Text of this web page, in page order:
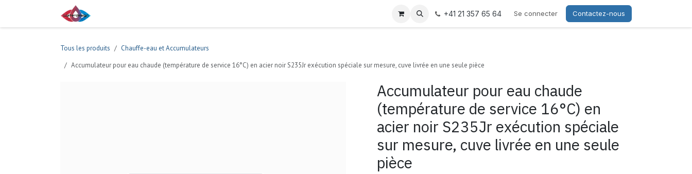
+41 21 357 65 64 Se connecter Contactez-nous
Tous les produits
Chauffe-eau et Accumulateurs
Accumulateur pour eau chaude (température de service 16°C) en acier noir S235Jr exécution spéciale sur mesure, cuve livrée en une seule pièce
Accumulateur pour eau chaude
(température de service 16°C) en
acier noir S235Jr exécution spéciale
sur mesure, cuve livrée en une seule
pièce